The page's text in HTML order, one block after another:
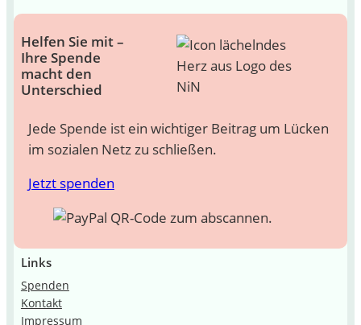
Helfen Sie mit –
Ihre Spende
macht den
Unterschied
Jede Spende ist ein wichtiger Beitrag um Lücken
im sozialen Netz zu schließen.
Jetzt spenden
Links
Spenden
Kontakt
Impressum